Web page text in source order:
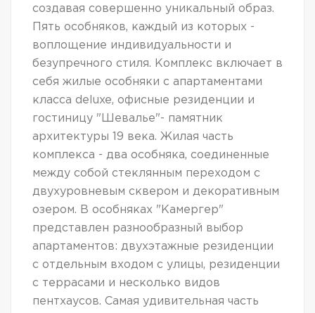
создавая совершенно уникальный образ.
Пять особняков, каждый из которых -
воплощение индивидуальности и
безупречного стиля. Комплекс включает в
себя жилые особняки с апартаментами
класса deluxe, офисные резиденции и
гостиницу "Шевалье"- памятник
архитектуры 19 века. Жилая часть
комплекса - два особняка, соединенные
между собой стеклянным переходом с
двухуровневым сквером и декоративным
озером. В особняках "Камергер"
представлен разнообразный выбор
апартаментов: двухэтажные резиденции
с отдельным входом с улицы, резиденции
с террасами и несколько видов
пентхаусов. Самая удивительная часть